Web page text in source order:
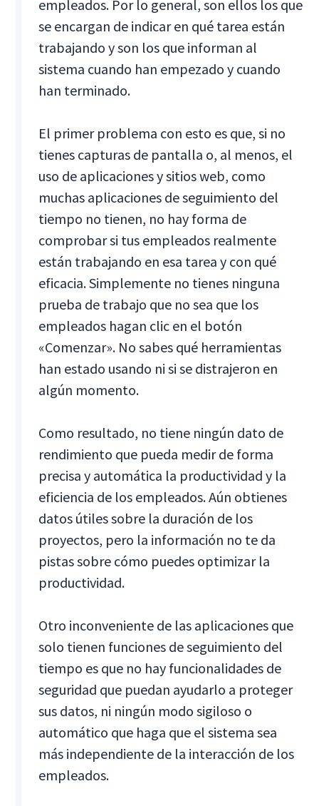
empleados. Por lo general, son ellos los que
se encargan de indicar en qué tarea están
trabajando y son los que informan al
sistema cuando han empezado y cuando
han terminado.
El primer problema con esto es que, si no
tienes capturas de pantalla o, al menos, el
uso de aplicaciones y sitios web, como
muchas aplicaciones de seguimiento del
tiempo no tienen, no hay forma de
comprobar si tus empleados realmente
están trabajando en esa tarea y con qué
eficacia. Simplemente no tienes ninguna
prueba de trabajo que no sea que los
empleados hagan clic en el botón
«Comenzar». No sabes qué herramientas
han estado usando ni si se distrajeron en
algún momento.
Como resultado, no tiene ningún dato de
rendimiento que pueda medir de forma
precisa y automática la productividad y la
eficiencia de los empleados. Aún obtienes
datos útiles sobre la duración de los
proyectos, pero la información no te da
pistas sobre cómo puedes optimizar la
productividad.
Otro inconveniente de las aplicaciones que
solo tienen funciones de seguimiento del
tiempo es que no hay funcionalidades de
seguridad que puedan ayudarlo a proteger
sus datos, ni ningún modo sigiloso o
automático que haga que el sistema sea
más independiente de la interacción de los
empleados.